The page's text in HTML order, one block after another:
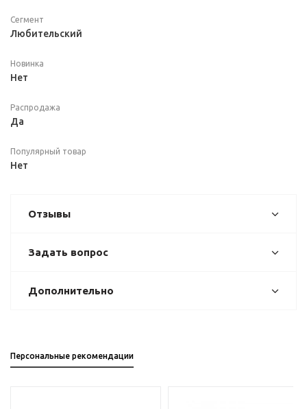
Сегмент
Любительский
Новинка
Нет
Распродажа
Да
Популярный товар
Нет
Отзывы
Задать вопрос
Дополнительно
Персональные рекомендации